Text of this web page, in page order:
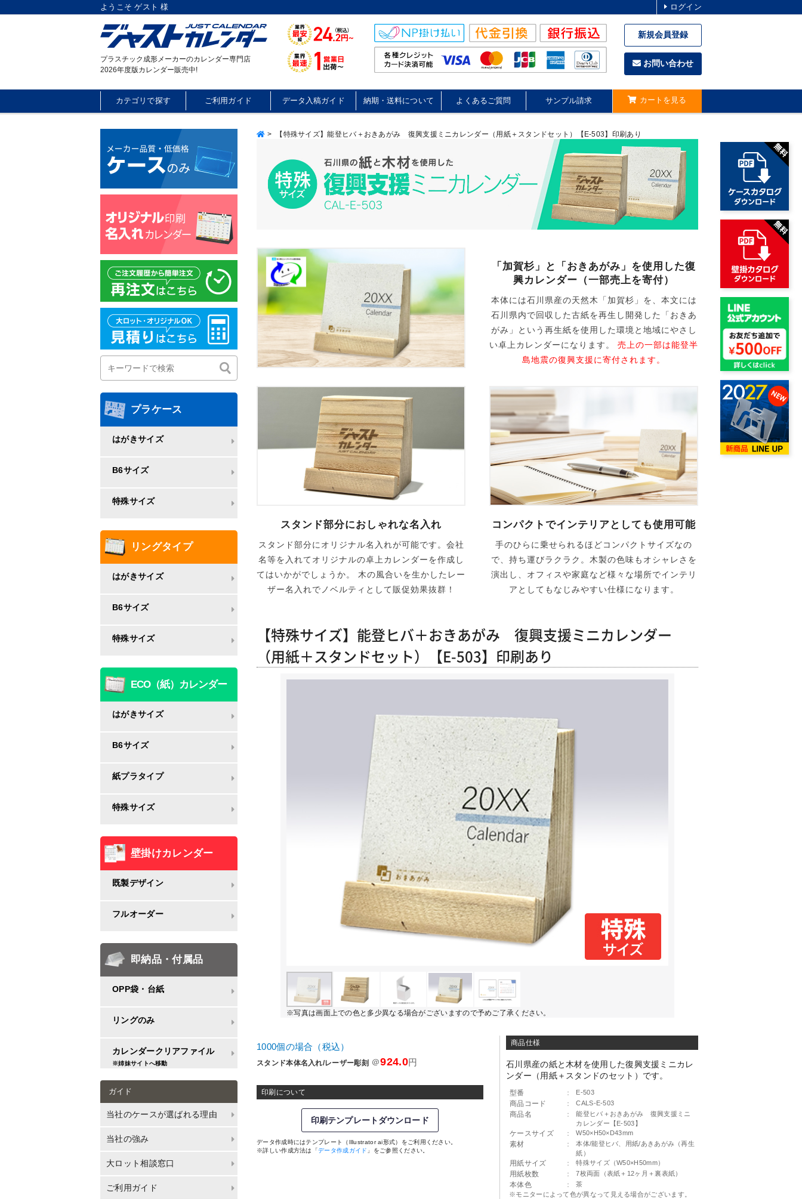
ようこそ ゲスト 様 ログイン
プラスチック成形メーカーのカレンダー専門店
2026年度版カレンダー販売中!
新規会員登録
お問い合わせ
カテゴリで探す ご利用ガイド データ入稿ガイド 納期・送料について よくあるご質問 サンプル請求 カートを見る
プラケース
はがきサイズ
B6サイズ
特殊サイズ
リングタイプ
はがきサイズ
B6サイズ
特殊サイズ
ECO（紙）カレンダー
はがきサイズ
B6サイズ
紙プラタイプ
特殊サイズ
壁掛けカレンダー
既製デザイン
フルオーダー
即納品・付属品
OPP袋・台紙
リングのみ
カレンダークリアファイル
※姉妹サイトへ移動
ガイド
当社のケースが選ばれる理由
当社の強み
大ロット相談窓口
ご利用ガイド
> 【特殊サイズ】能登ヒバ＋おきあがみ 復興支援ミニカレンダー（用紙＋スタンドセット）【E-503】印刷あり
「加賀杉」と「おきあがみ」を使用した復
興カレンダー（一部売上を寄付）
本体には石川県産の天然木「加賀杉」を、本文には
石川県内で回収した古紙を再生し開発した「おきあ
がみ」という再生紙を使用した環境と地域にやさし
い卓上カレンダーになります。 売上の一部は能登半
島地震の復興支援に寄付されます。
スタンド部分におしゃれな名入れ
スタンド部分にオリジナル名入れが可能です。会社
名等を入れてオリジナルの卓上カレンダーを作成し
てはいかがでしょうか。 木の風合いを生かしたレー
ザー名入れでノベルティとして販促効果抜群！
コンパクトでインテリアとしても使用可能
手のひらに乗せられるほどコンパクトサイズなの
で、持ち運びラクラク。木製の色味もオシャレさを
演出し、オフィスや家庭など様々な場所でインテリ
アとしてもなじみやすい仕様になります。
【特殊サイズ】能登ヒバ＋おきあがみ 復興支援ミニカレンダー
（用紙＋スタンドセット）【E-503】印刷あり
※写真は画面上での色と多少異なる場合がございますので予めご了承ください。
1000個の場合（税込）
スタンド本体名入れ/レーザー彫刻 ＠924.0円
印刷について
印刷テンプレートダウンロード
データ作成時にはテンプレート（Illustrator ai形式）をご利用ください。
※詳しい作成方法は「データ作成ガイド 」をご参照ください。
商品仕様
石川県産の紙と木材を使用した復興支援ミニカレ
ンダー（用紙＋スタンドのセット）です。
型番 ： E-503
商品コード ： CALS-E-503
商品名 ：
能登ヒバ＋おきあがみ 復興支援ミニ
カレンダー【E-503】
ケースサイズ ： W50×H50×D43mm
素材 ：
本体/能登ヒバ、用紙/あきあがみ（再生
紙）
用紙サイズ ： 特殊サイズ（W50×H50mm）
用紙枚数 ： 7枚両面（表紙＋12ヶ月＋裏表紙）
本体色 ：
茶
※モニターによって色が異なって見える場合がございます。